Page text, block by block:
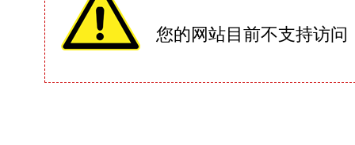
您的网站目前不支持访